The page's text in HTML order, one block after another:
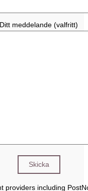
Ditt meddelande (valfritt)